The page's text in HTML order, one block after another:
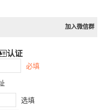
加入微信群
认证
必填
选填